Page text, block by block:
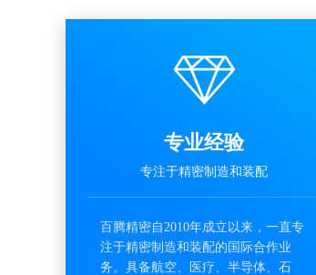
专业经验
专注于精密制造和装配
百腾精密自2010年成立以来，一直专
注于精密制造和装配的国际合作业
务。具备航空、医疗、半导体、石